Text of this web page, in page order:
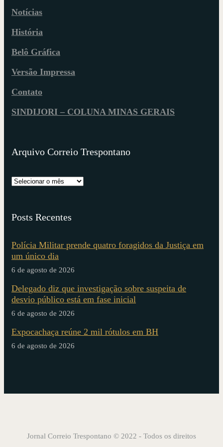
Notícias
História
Belô Gráfica
Versão Impressa
Contato
SINDIJORI – COLUNA MINAS GERAIS
Arquivo Correio Trespontano
Posts Recentes
Polícia Militar prende quatro foragidos da Justiça em
um único dia
6 de agosto de 2026
Delegado diz que investigação sobre suspeita de
desvio público está em fase inicial
6 de agosto de 2026
Expocachaça reúne 2 mil rótulos em BH
6 de agosto de 2026
Jornal Correio Trespontano © 2022 - Todos os direitos